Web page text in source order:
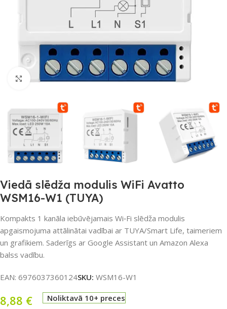
Noklikšķiniet, lai palielinātu
Viedā slēdža modulis WiFi Avatto
WSM16-W1 (TUYA)
Kompakts 1 kanāla iebūvējamais Wi‑Fi slēdža modulis
apgaismojuma attālinātai vadībai ar TUYA/Smart Life, taimeriem
un grafikiem. Saderīgs ar Google Assistant un Amazon Alexa
balss vadību.
EAN: 6976037360124SKU: WSM16-W1
8,88 € Noliktavā 10+ preces